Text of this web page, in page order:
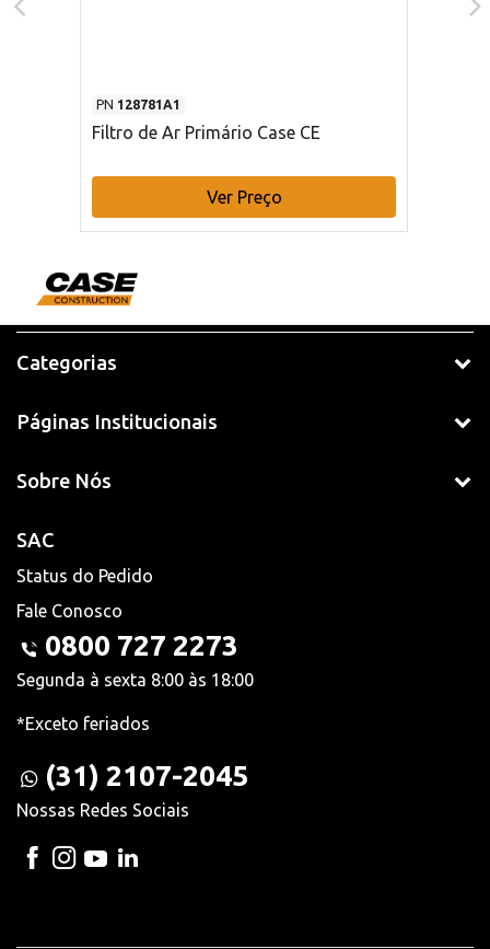
PN 128781A1
Filtro de Ar Primário Case CE
Ver Preço
Categorias
Páginas Institucionais
Sobre Nós
SAC
Status do Pedido
Fale Conosco
0800 727 2273
Segunda à sexta 8:00 às 18:00
*Exceto feriados
(31) 2107-2045
Nossas Redes Sociais